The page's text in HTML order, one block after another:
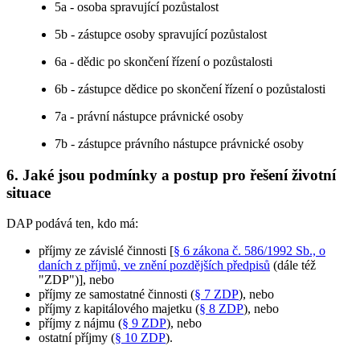
5a - osoba spravující pozůstalost
5b - zástupce osoby spravující pozůstalost
6a - dědic po skončení řízení o pozůstalosti
6b - zástupce dědice po skončení řízení o pozůstalosti
7a - právní nástupce právnické osoby
7b - zástupce právního nástupce právnické osoby
6. Jaké jsou podmínky a postup pro řešení životní
situace
DAP podává ten, kdo má:
příjmy ze závislé činnosti [§ 6 zákona č. 586/1992 Sb., o
daních z příjmů, ve znění pozdějších předpisů (dále též
"ZDP")], nebo
příjmy ze samostatné činnosti (§ 7 ZDP), nebo
příjmy z kapitálového majetku (§ 8 ZDP), nebo
příjmy z nájmu (§ 9 ZDP), nebo
ostatní příjmy (§ 10 ZDP).